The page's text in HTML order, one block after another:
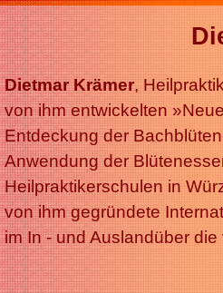
Dietmar Krämer,
von ihm entwickelten
Entdeckung der
Anwendung der
Heilpraktikerschulen in
von ihm gegründete
im In - und Auslandüber